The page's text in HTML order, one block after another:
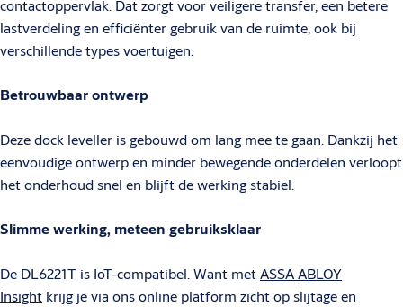
contactoppervlak. Dat zorgt voor veiligere transfer, een betere
lastverdeling en efficiënter gebruik van de ruimte, ook bij
verschillende types voertuigen.
Betrouwbaar ontwerp
Deze dock leveller is gebouwd om lang mee te gaan. Dankzij het
eenvoudige ontwerp en minder bewegende onderdelen verloopt
het onderhoud snel en blijft de werking stabiel.
Slimme werking, meteen gebruiksklaar
De DL6221T is IoT-compatibel. Want metASSA ABLOY
Insight krijg je via ons online platform zicht op slijtage en